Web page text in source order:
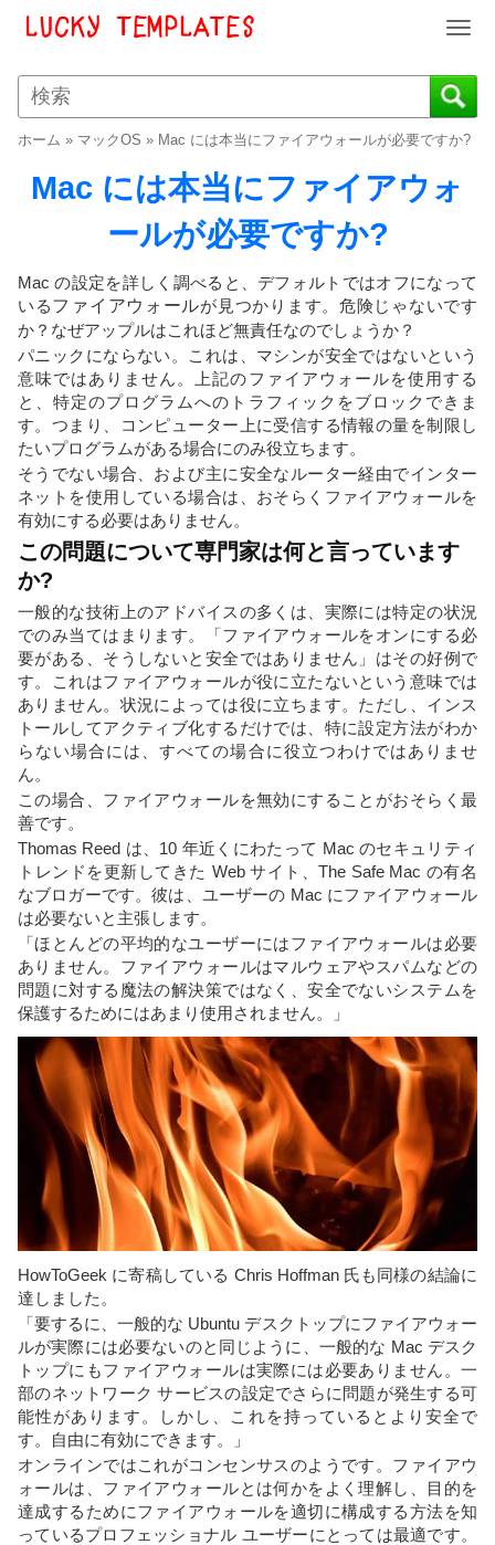
T
g
g
g
a
o
n
ホーム » マックOS » Mac には本当にファイアウォールが必要ですか?
Mac には本当にファイアウォ
ールが必要ですか?
Mac の設定を詳しく調べると、デフォルトではオフになって
いるファイアウォールが見つかります。危険じゃないです
か？なぜアップルはこれほど無責任なのでしょうか？
パニックにならない。これは、マシンが安全ではないという
意味ではありません。上記のファイアウォールを使用する
と、特定のプログラムへのトラフィックをブロックできま
す。つまり、コンピューター上に受信する情報の量を制限し
たいプログラムがある場合にのみ役立ちます。
そうでない場合、および主に安全なルーター経由でインター
ネットを使用している場合は、おそらくファイアウォールを
有効にする必要はありません。
この問題について専門家は何と言っています
か?
一般的な技術上のアドバイスの多くは、実際には特定の状況
でのみ当てはまります。「ファイアウォールをオンにする必
要がある、そうしないと安全ではありません」はその好例で
す。これはファイアウォールが役に立たないという意味では
ありません。状況によっては役に立ちます。ただし、インス
トールしてアクティブ化するだけでは、特に設定方法がわか
らない場合には、すべての場合に役立つわけではありませ
ん。
この場合、ファイアウォールを無効にすることがおそらく最
善です。
Thomas Reed は、10 年近くにわたって Mac のセキュリティ
トレンドを更新してきた Web サイト、The Safe Mac の有名
なブロガーです。彼は、ユーザーの Mac にファイアウォール
は必要ないと主張します。
「ほとんどの平均的なユーザーにはファイアウォールは必要
ありません。ファイアウォールはマルウェアやスパムなどの
問題に対する魔法の解決策ではなく、安全でないシステムを
保護するためにはあまり使用されません。」
HowToGeek に寄稿している Chris Hoffman 氏も同様の結論に
達しました。
「要するに、一般的な Ubuntu デスクトップにファイアウォー
ルが実際には必要ないのと同じように、一般的な Mac デスク
トップにもファイアウォールは実際には必要ありません。一
部のネットワーク サービスの設定でさらに問題が発生する可
能性があります。しかし、これを持っているとより安全で
す。自由に有効にできます。」
オンラインではこれがコンセンサスのようです。ファイアウ
ォールは、ファイアウォールとは何かをよく理解し、目的を
達成するためにファイアウォールを適切に構成する方法を知
っているプロフェッショナル ユーザーにとっては最適です。